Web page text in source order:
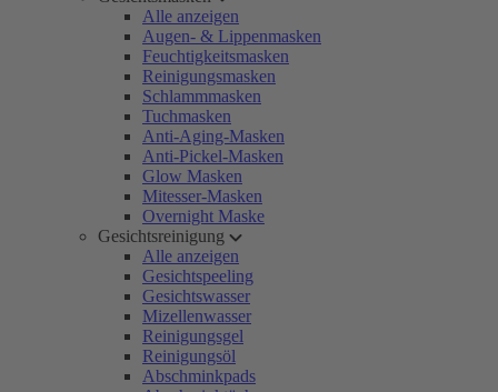
Alle anzeigen
Augen- & Lippenmasken
Feuchtigkeitsmasken
Reinigungsmasken
Schlammmasken
Tuchmasken
Anti-Aging-Masken
Anti-Pickel-Masken
Glow Masken
Mitesser-Masken
Overnight Maske
Gesichtsreinigung
Alle anzeigen
Gesichtspeeling
Gesichtswasser
Mizellenwasser
Reinigungsgel
Reinigungsöl
Abschminkpads